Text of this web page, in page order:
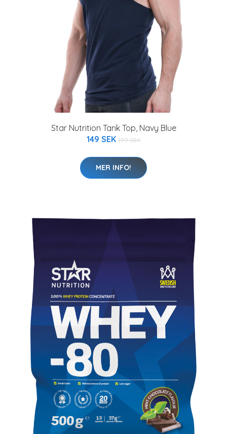
Star Nutrition Tank Top, Navy Blue
149 SEK 199 SEK
MER INFO!